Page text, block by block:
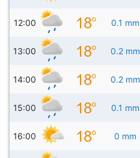
12:00 0.1 mm
13:00 0.2 mm
14:00 0.2 mm
15:00 0.1 mm
16:00 0 mm